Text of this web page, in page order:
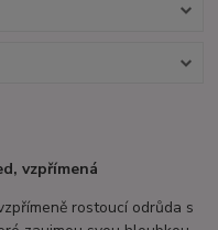
vzpřímená
rostoucí odrůda s